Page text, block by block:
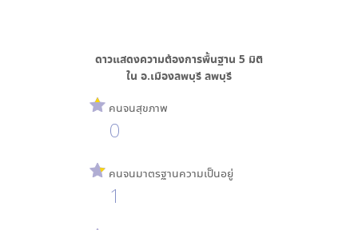
ดาวแสดงความต้องการพื้นฐาน 5 มิติ
ใน อ.เมืองลพบุรี ลพบุรี
คนจนสุขภาพ
0
คนจนมาตรฐานความเป็นอยู่
1